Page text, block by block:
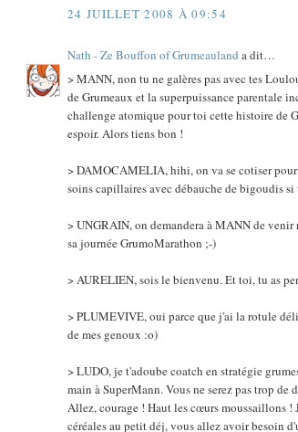
24 JUILLET 2008 À 09:54
Nath - Ze Bouffon of Grumeauland a dit…
> MANN, non tu ne galères pas avec tes
de Grumeaux et la superpuissance parentale
challenge atomique pour toi cette histoire de
espoir. Alors tiens bon !
> DAMOCAMELIA, hihi, on va se cotiser
soins capillaires avec débauche de bigoudis
> UNGRAIN, on demandera à MANN de
sa journée GrumoMarathon ;-)
> AURELIEN, sois le bienvenu. Et toi, tu as
> PLUMEVIVE, oui parce que j'ai la rotule
de mes genoux :o)
> LUDO, je t'adoube coatch en stratégie
main à SuperMann. Vous ne serez pas trop
Allez, courage ! Haut les cœurs moussaillons !
céréales au petit déj, vous allez avoir besoin